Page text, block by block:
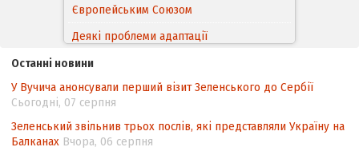
Європейським Cоюзом
Деякі проблеми адаптації
походження товарів відповідно до
Угоди про торговельні аспекти прав
інтелектуальної власності (TRIPS) у
контексті євроінтеграції
Аналіз виборчого законодавства щодо
Останні новини
У Вучича анонсували перший візит Зеленського до Сербії
Сьогодні, 07 серпня
Зеленський звільнив трьох послів, які представляли Україну на
Балканах Вчора, 06 серпня